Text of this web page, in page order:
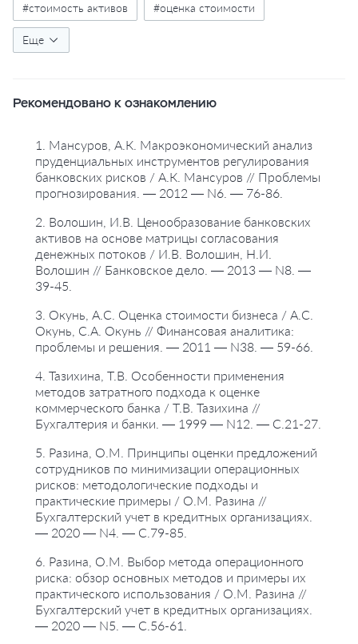
#стоимость активов #оценка стоимости
#банковские риски
#методы расчетов
Еще
Рекомендовано к ознакомлению
1. Мансуров, А.К. Макроэкономический анализ
пруденциальных инструментов регулирования
банковских рисков / А.К. Мансуров // Проблемы
прогнозирования. — 2012 — N6. — 76-86.
2. Волошин, И.В. Ценообразование банковских
активов на основе матрицы согласования
денежных потоков / И.В. Волошин, Н.И.
Волошин // Банковское дело. — 2013 — N8. —
39-45.
3. Окунь, А.С. Оценка стоимости бизнеса / А.С.
Окунь, С.А. Окунь // Финансовая аналитика:
проблемы и решения. — 2011 — N38. — 59-66.
4. Тазихина, Т.В. Особенности применения
методов затратного подхода к оценке
коммерческого банка / Т.В. Тазихина //
Бухгалтерия и банки. — 1999 — N12. — С.21-27.
5. Разина, О.М. Принципы оценки предложений
сотрудников по минимизации операционных
рисков: методологические подходы и
практические примеры / О.М. Разина //
Бухгалтерский учет в кредитных организациях.
— 2020 — N4. — С.79-85.
6. Разина, О.М. Выбор метода операционного
риска: обзор основных методов и примеры их
практического использования / О.М. Разина //
Бухгалтерский учет в кредитных организациях.
— 2020 — N5. — С.56-61.